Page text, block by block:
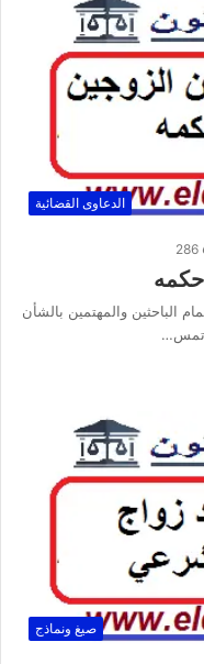
الدعاوى القضائية
286
حكمه
الباحثين والمهتمين بالشأن
تمس…
صيغ ونماذج